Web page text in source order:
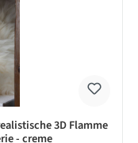
3D Flamme
- creme